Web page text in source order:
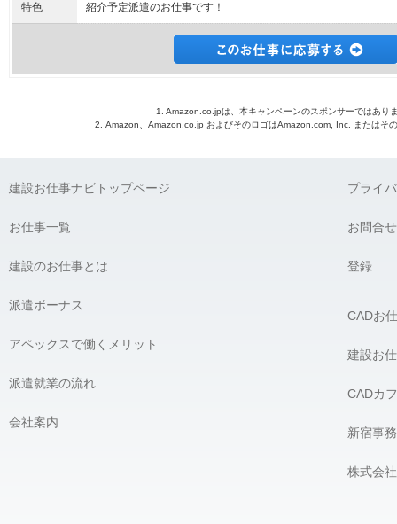
特色 紹介予定派遣のお仕事です！
1. Amazon.co.jpは、本キャンペーンのスポンサーではあり
2. Amazon、Amazon.co.jp およびそのロゴはAmazon.com, Inc. またはそ
建設お仕事ナビトップページ
お仕事一覧
建設のお仕事とは
派遣ボーナス
アペックスで働くメリット
派遣就業の流れ
会社案内
プライ
お問合せ
登録
CADお
建設お
CADカ
新宿事
株式会